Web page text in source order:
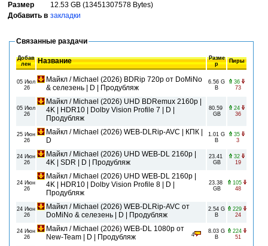
Размер
12.53 GB (13451307578 Bytes)
Добавить в закладки
Связанные раздачи
Добав
лен
Название
Разме
р
Пиры
05 Июл
26
Майкл / Michael (2026) BDRip 720p от DoMiNo
& селезень | D | Продубляж
6.56 G
B
36
73
05 Июл
26
Майкл / Michael (2026) UHD BDRemux 2160p |
4K | HDR10 | Dolby Vision Profile 7 | D |
Продубляж
80.59
GB
24
36
25 Июн
26
Майкл / Michael (2026) WEB-DLRip-AVC | КПК |
D
1.01 G
B
35
3
24 Июн
26
Майкл / Michael (2026) UHD WEB-DL 2160p |
4K | SDR | D | Продубляж
23.41
GB
32
19
24 Июн
26
Майкл / Michael (2026) UHD WEB-DL 2160p |
4K | HDR10 | Dolby Vision Profile 8 | D |
Продубляж
23.38
GB
105
48
24 Июн
26
Майкл / Michael (2026) WEB-DLRip-AVC от
DoMiNo & селезень | D | Продубляж
2.54 G
B
229
24
24 Июн
26
Майкл / Michael (2026) WEB-DL 1080p от
New-Team | D | Продубляж
4
8.03 G
B
224
51